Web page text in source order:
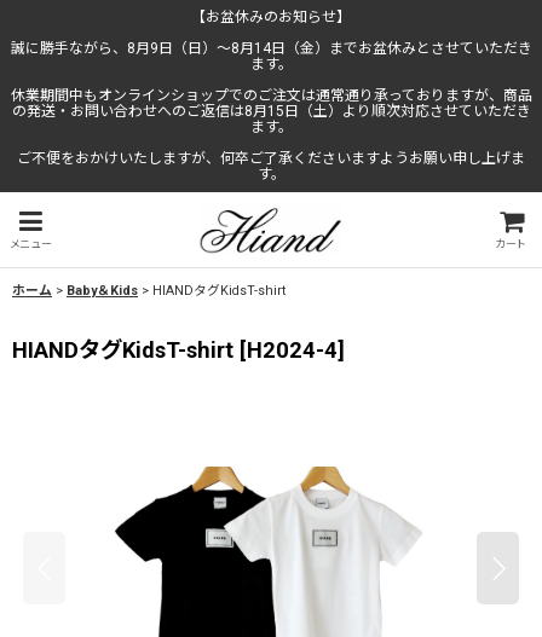
【お盆休みのお知らせ】
誠に勝手ながら、8月9日（日）〜8月14日（金）までお盆休みとさせていただき
ます。
休業期間中もオンラインショップでのご注文は通常通り承っておりますが、商品
の発送・お問い合わせへのご返信は8月15日（土）より順次対応させていただき
ます。
ご不便をおかけいたしますが、何卒ご了承くださいますようお願い申し上げま
す。
メニュー カート
ホーム > Baby＆Kids > HIANDタグKidsT-shirt
HIANDタグKidsT-shirt [H2024-4]